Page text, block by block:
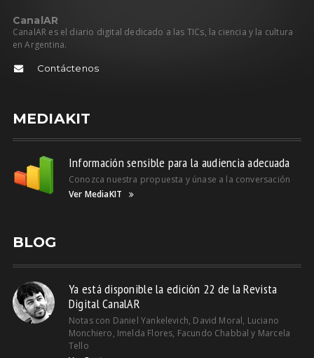
CanalAR
CanalAR es el diario digital dedicado a las TICs, la ciencia y la cultura
en Argentina.
Contáctenos
MEDIAKIT
Información sensible para la audiencia adecuada
Conozca nuestra propuesta y únase a la conversación
Ver MediaKIT
BLOG
Ya está disponible la edición 22 de la Revista
Digital CanalAR
Notas con Daniel Yankelevich, David Moral, Luciano
Monchiero, Imelda Flores, Facundo Chabbal y Marcela
Tello